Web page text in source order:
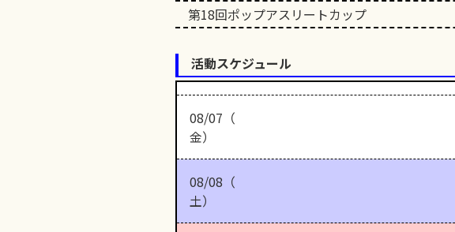
第18回ポップアスリートカップ
活動スケジュール
08/07（
金）
08/08（
土）